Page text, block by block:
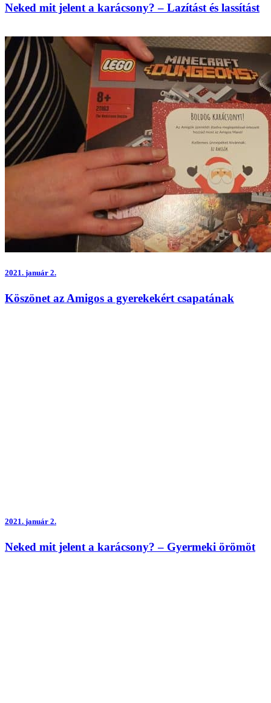
Neked mit jelent a karácsony? – Lazítást és lassítást
2021. január 2.
Köszönet az Amigos a gyerekekért csapatának
2021. január 2.
Neked mit jelent a karácsony? – Gyermeki örömöt